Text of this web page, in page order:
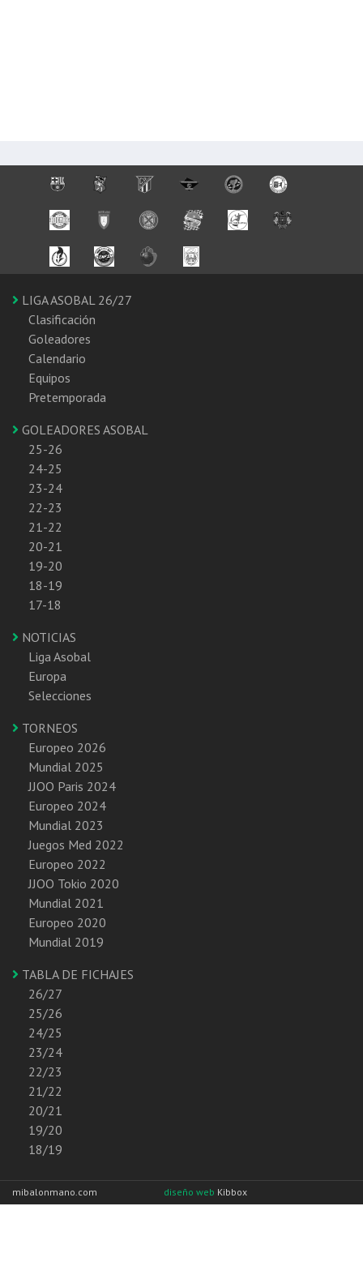
LIGA ASOBAL 26/27
Clasificación
Goleadores
Calendario
Equipos
Pretemporada
GOLEADORES ASOBAL
25-26
24-25
23-24
22-23
21-22
20-21
19-20
18-19
17-18
NOTICIAS
Liga Asobal
Europa
Selecciones
TORNEOS
Europeo 2026
Mundial 2025
JJOO Paris 2024
Europeo 2024
Mundial 2023
Juegos Med 2022
Europeo 2022
JJOO Tokio 2020
Mundial 2021
Europeo 2020
Mundial 2019
TABLA DE FICHAJES
26/27
25/26
24/25
23/24
22/23
21/22
20/21
19/20
18/19
mibalonmano.com diseño web Kibbox